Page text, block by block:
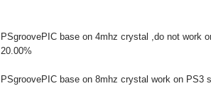
PSgroovePIC base on 4mhz crystal ,do not work
20.00%
PSgroovePIC base on 8mhz crystal work on PS3